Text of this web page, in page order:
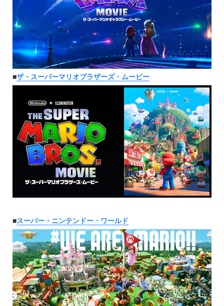
■ザ・スーパーマリオブラザーズ・ムービー
■スーパー・ニンテンドー・ワールド